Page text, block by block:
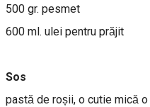
500 gr. pesmet
600 ml. ulei pentru prăjit
Sos
pastă de roșii, o cutie mică